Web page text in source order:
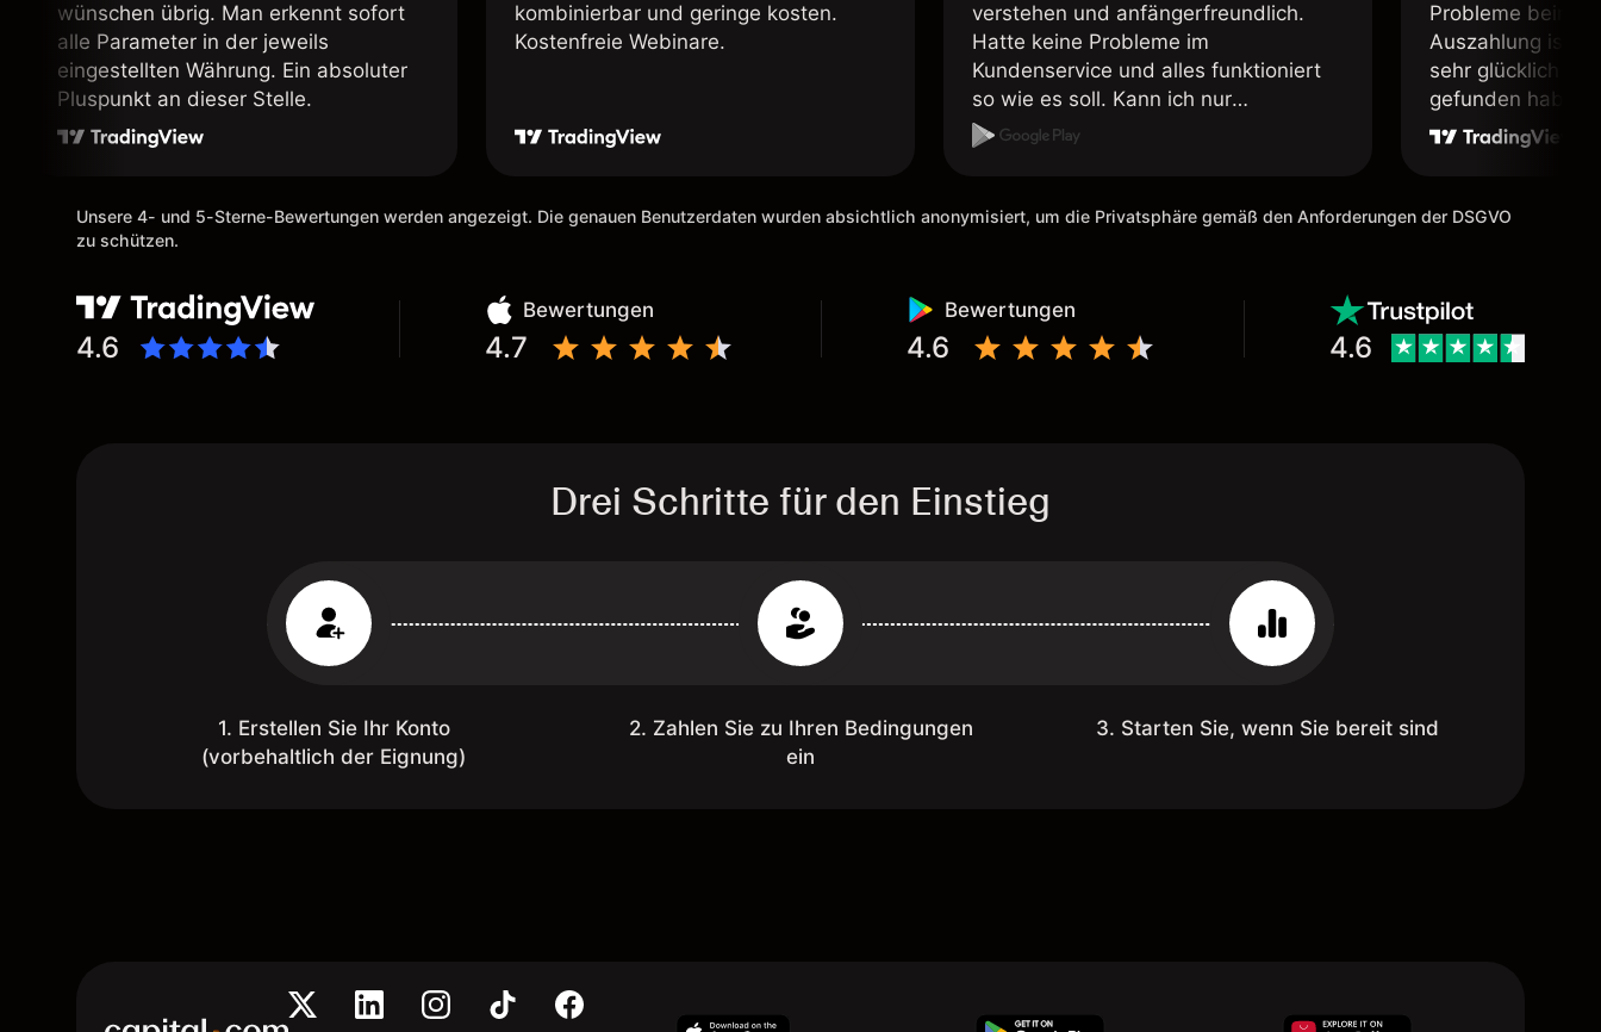
wünschen übrig. Man erkennt sofort
alle Parameter in der jeweils
eingestellten Währung. Ein absoluter
Pluspunkt an dieser Stelle.
kombinierbar und geringe kosten.
Kostenfreie Webinare.
verstehen und anfängerfreundlich.
Hatte keine Probleme im
Kundenservice und alles funktioniert
so wie es soll. Kann ich nur
weiterempfehlen.
Probleme beim
Auszahlung ist
sehr glücklich
gefunden habe.
weiter meine
Unsere 4- und 5-Sterne-Bewertungen werden angezeigt. Die genauen Benutzerdaten wurden absichtlich anonymisiert, um die Privatsphäre gemäß den Anforderungen der DSGVO
zu schützen.
4.6
Bewertungen
4.7
Bewertungen
4.6 4.6
Drei Schritte für den Einstieg
1. Erstellen Sie Ihr Konto
(vorbehaltlich der Eignung)
2. Zahlen Sie zu Ihren Bedingungen
ein
3. Starten Sie, wenn Sie bereit sind